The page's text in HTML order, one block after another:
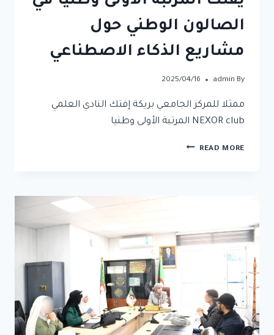
الصالون الوطني حول
مشاريع الذكاء الاصطناعي
By
admin
2025/04/16
ممثلا للمركز الجامعي بريكة إفتك النادي العلمي
NEXOR club المرتبة الأولى وطنيا
READ MORE